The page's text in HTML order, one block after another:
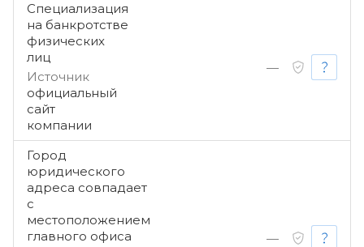
Специализация
на банкротстве
физических
лиц
Источник
официальный
сайт
компании
—
Город
юридического
адреса совпадает
с
местоположением
главного офиса
—